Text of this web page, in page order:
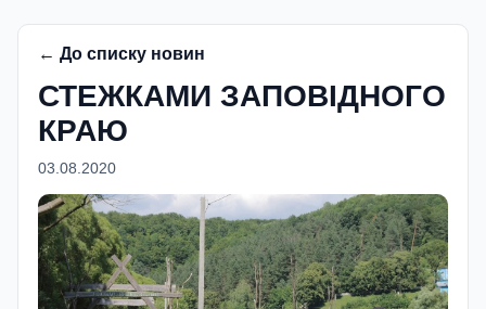
← До списку новин
СТЕЖКАМИ ЗАПОВІДНОГО
КРАЮ
03.08.2020